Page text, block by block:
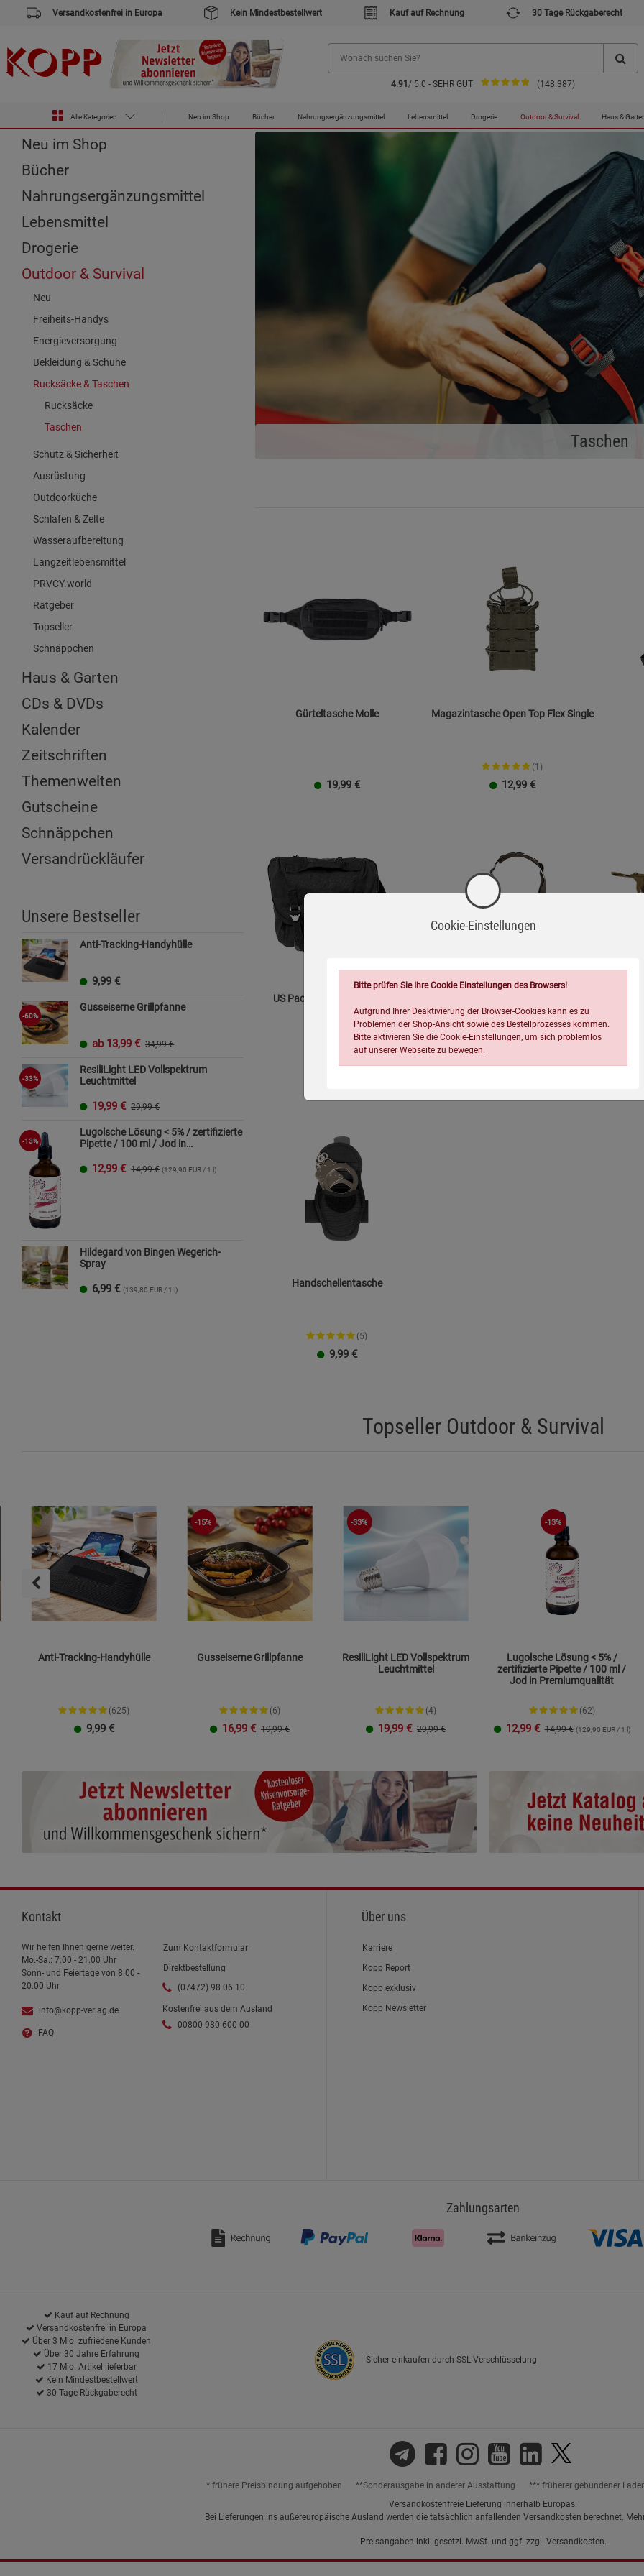
Versandkostenfrei in Europa Kein Mindestbestellwert Kauf auf Rechnung 30 Tage Rückgaberecht
4.91 / 5.0 - SEHR GUT (148.387)
Alle Kategorien Neu im Shop Bücher Nahrungsergänzungsmittel Lebensmittel Drogerie Outdoor & Survival Haus &
Zur Startseite des Kopp Verlag Online-Shop
Outdoor & Survival Rucksäcke & Taschen Taschen
Neu im Shop
Bücher
Nahrungsergänzungsmittel
Lebensmittel
Drogerie
Outdoor & Survival
Neu
Freiheits-Handys
Energieversorgung
Bekleidung & Schuhe
Rucksäcke & Taschen
Rucksäcke
Taschen
Schutz & Sicherheit
Ausrüstung
Outdoorküche
Schlafen & Zelte
Wasseraufbereitung
Langzeitlebensmittel
PRVCY.world
Ratgeber
Topseller
Schnäppchen
Haus & Garten
CDs & DVDs
Kalender
Zeitschriften
Themenwelten
Gutscheine
Schnäppchen
Versandrückläufer
Unsere Bestseller
Anti-Tracking-Handyhülle
9,99 €
-60%
Gusseiserne Grillpfanne
ab 13,99 € 34,99 €
-33%
ResiliLight LED Vollspektrum
Leuchtmittel
19,99 € 29,99 €
-13%
Lugolsche Lösung < 5% / zertifizierte
Pipette / 100 ml / Jod in
12,99 € 14,99 € (129,90 EUR / 1 l)
Hildegard von Bingen Wegerich-
Spray
6,99 € (139,80 EUR / 1 l)
Taschen
Gürteltasche Molle
19,99 €
Magazintasche Open Top Flex Single
(1)
12,99 €
US Packtasche M67 mit Gurt
(2)
16,99 € 24,99 €
Handschellentasche
(5)
9,99 €
Topseller Outdoor & Survival
Anti-Tracking-Handyhülle
(625)
9,99 €
-15%
Gusseiserne Grillpfanne
(6)
16,99 € 19,99 €
26 cm
-33%
ResiliLight LED Vollspektrum
Leuchtmittel
(4)
19,99 € 29,99 €
-13%
Lugolsche Lösung < 5% /
zertifizierte Pipette / 100 ml /
Jod in Premiumqualität
(62)
12,99 € 14,99 € (129,90 EUR / 1 l)
Kontakt
Wir helfen Ihnen gerne weiter.
Mo.-Sa.: 7.00 - 21.00 Uhr
Sonn- und Feiertage von 8.00 -
20.00 Uhr
info@kopp-verlag.de
FAQ
Zum Kontaktformular
Direktbestellung
(07472) 98 06 10
Kostenfrei aus dem Ausland
00800 980 600 00
Über uns
Karriere
Kopp Report
Kopp exklusiv
Kopp Newsletter
Zahlungsarten
Kauf auf Rechnung
Versandkostenfrei in Europa
Über 3 Mio. zufriedene Kunden
Über 30 Jahre Erfahrung
17 Mio. Artikel lieferbar
Kein Mindestbestellwert
30 Tage Rückgaberecht
Sicher einkaufen durch SSL-Verschlüsselung
* frühere Preisbindung aufgehoben **Sonderausgabe in anderer Ausstattung *** früherer gebundener
Versandkostenfreie Lieferung innerhalb Europas.
Bei Lieferungen ins außereuropäische Ausland werden die tatsächlich anfallenden Versandkosten berechnet.
Preisangaben inkl. gesetzl. MwSt. und ggf. zzgl. Versandkosten.
Cookie-Einstellungen
Bitte prüfen Sie Ihre Cookie Einstellungen des Browsers!
Aufgrund Ihrer Deaktivierung der Browser-Cookies kann es zu
Problemen der Shop-Ansicht sowie des Bestellprozesses kommen.
Bitte aktivieren Sie die Cookie-Einstellungen, um sich problemlos
auf unserer Webseite zu bewegen.
Einstellungen speichern für die Gruppe
Notwendige Cookies (5)
Beschreibung Notwendige Cookies
Beschreibung Statistik Cookies
anzeigen
Datenschutzerklärung